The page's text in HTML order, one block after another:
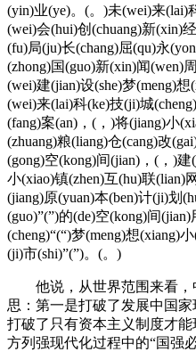
(yin)业(ye)。(。)未(wei)来(lai)
(wei)会(hui)创(chuang)新(xin)
(fu)局(ju)长(chang)屈(qu)永
(zhong)国(guo)新(xin)闻(wen)
(wei)建(jian)设(she)梦(meng)
(wei)来(lai)科(ke)技(ji)城
(fang)案(an)，(，)将(jiang)小
(zhuang)粮(liang)仓(cang)改
(gong)空(kong)间(jian)，(，)建
小(xiao)镇(zhen)互(hu)联(lian)
(jiang)原(yuan)本(ben)计(ji)划
(guo)”(”)的(de)空(kong)间
(cheng)“(“)梦(meng)想(xiang)
(ji)市(shi)”(”)。(。)
他说，从世界范围来看，
思：第一是打破了发展中国
打破了只有资本主义制度才
方列强现代化过程中的“国